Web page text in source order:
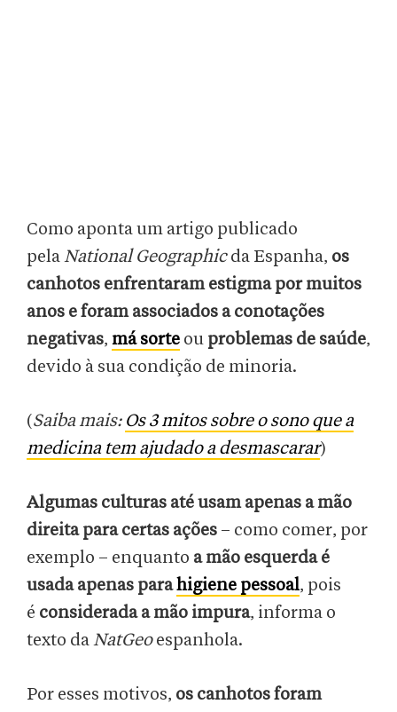
Como aponta um artigo publicado
pelaNational Geographicda Espanha, os
canhotos enfrentaram estigma por muitos
anos e foram associados a conotações
negativas, má sorte ou problemas de saúde,
devido à sua condição de minoria.
(Saiba mais: Os 3 mitos sobre o sono que a
medicina tem ajudado a desmascarar)
Algumas culturas até usam apenas a mão
direita para certas ações – como comer, por
exemplo – enquanto a mão esquerda é
usada apenas parahigiene pessoal, pois
é considerada a mão impura, informa o
texto daNatGeoespanhola.
Por esses motivos, os canhotos foram